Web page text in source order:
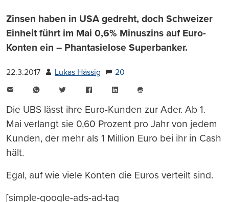
Zinsen haben in USA gedreht, doch Schweizer
Einheit führt im Mai 0,6% Minuszins auf Euro-
Konten ein – Phantasielose Superbanker.
22.3.2017 Lukas Hässig
20
WhatsAppTwitter FacebookLinkedIn
drucken
Die UBS lässt ihre Euro-Kunden zur Ader. Ab 1.
Mai verlangt sie 0,60 Prozent pro Jahr von jedem
Kunden, der mehr als 1 Million Euro bei ihr in Cash
hält.
Egal, auf wie viele Konten die Euros verteilt sind.
[simple-google-ads-ad-tag